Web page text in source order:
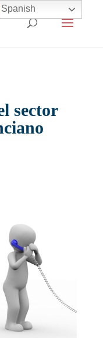
sector
Spanish